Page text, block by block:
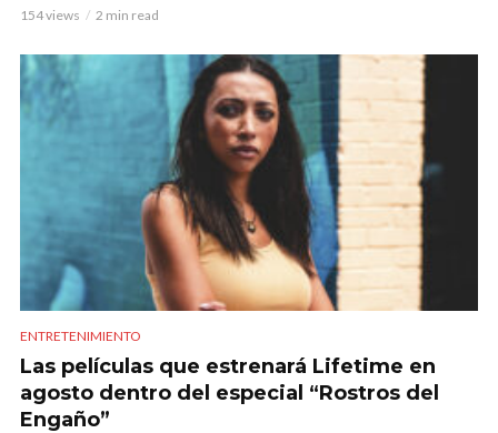
154 views 2 min read
ENTRETENIMIENTO
Las películas que estrenará Lifetime en
agosto dentro del especial “Rostros del
Engaño”